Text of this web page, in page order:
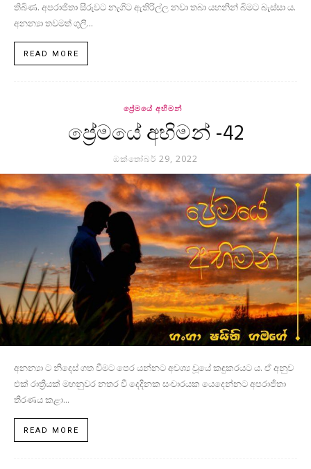
තිබිණ. අපරාජිතා සීරුවට නැගිට ඇතිරිල්ල නවා තබා යහනින් බිමට බැස්සා ය.
අනන්‍යා තවමත් ගුලි...
READ MORE
ප්‍රේමයේ අභිමන්
ප්‍රේමයේ අභිමන් -42
ඔක්තෝබර් 29, 2022
අනන්‍යා ට නිදෙස් ගත වීමට පෙර යන්නට අවශ්‍ය වූයේ කඳුකරයට ය. ඒ අනුව
එක් රාත්‍රියක් මහනුවර නතර වී දෙදිනක සංචාරයක යෙදෙන්නට අපරාජිතා
තීරණය කළා...
READ MORE